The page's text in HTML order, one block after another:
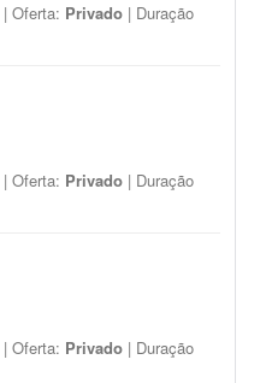
| Oferta: Privado | Duração
| Oferta: Privado | Duração
| Oferta: Privado | Duração